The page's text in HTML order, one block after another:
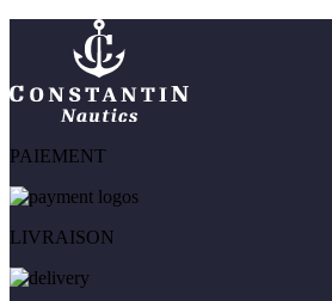
PAIEMENT
LIVRAISON